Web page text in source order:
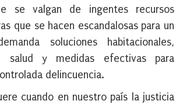
se valgan de ingentes recursos
que se hacen escandalosas para un
soluciones habitacionales,
salud y medidas efectivas para
delincuencia.
cuando en nuestro país la justicia